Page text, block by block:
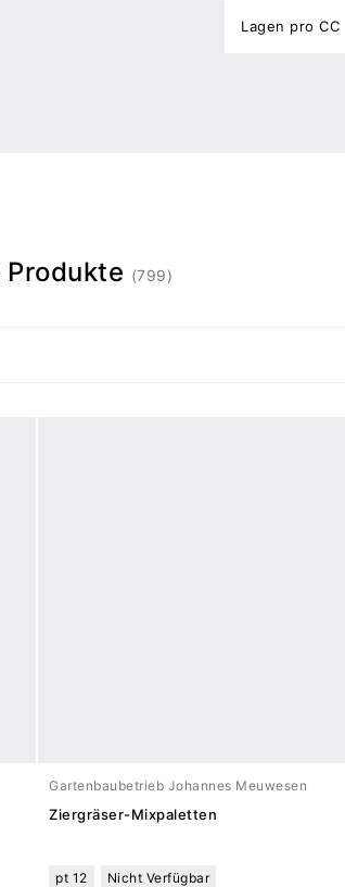
Lagen pro CC
Produkte (799)
Gartenbaubetrieb Johannes Meuwesen
Ziergräser-Mixpaletten
pt 12 Nicht Verfügbar